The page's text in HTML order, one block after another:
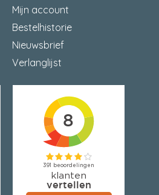
Mijn account
Bestelhistorie
Nieuwsbrief
Verlanglijst